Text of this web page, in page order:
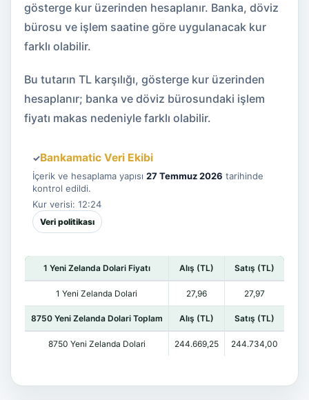
gösterge kur üzerinden hesaplanır. Banka, döviz
bürosu ve işlem saatine göre uygulanacak kur
farklı olabilir.
Bu tutarın TL karşılığı, gösterge kur üzerinden
hesaplanır; banka ve döviz bürosundaki işlem
fiyatı makas nedeniyle farklı olabilir.
✓Bankamatic Veri Ekibi
İçerik ve hesaplama yapısı 27 Temmuz 2026 tarihinde
kontrol edildi.
Kur verisi: 12:24
Veri politikası
1 Yeni Zelanda Dolari Fiyatı Alış (TL) Satış (TL)
1 Yeni Zelanda Dolari 27,96 27,97
8750 Yeni Zelanda Dolari Toplam Alış (TL) Satış (TL)
8750 Yeni Zelanda Dolari 244.669,25 244.734,00